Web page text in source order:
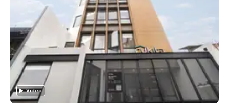
Video